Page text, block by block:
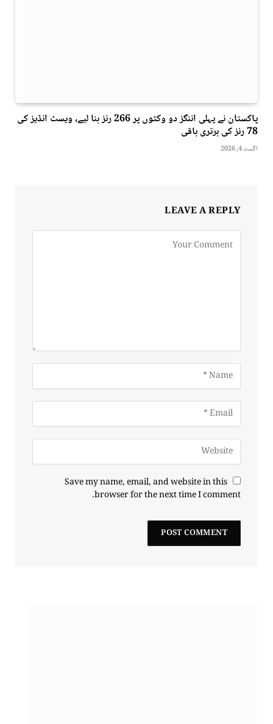
پاکستان نے پہلی اننگز دو وکٹوں پر 266 رنز بنا لیے، ویسٹ انڈیز کی
78 رنز کی برتری باقی
اگست 4, 2026
LEAVE A REPLY
Save my name, email, and website in this
browser for the next time I comment.